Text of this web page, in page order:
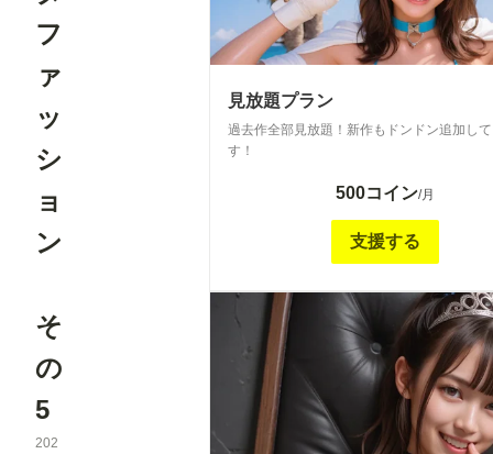
フ
ァ
ッ
シ
ョ
ン
そ
の
5
202
見放題プラン
過去作全部見放題！新作もドンドン追加し
す！
500コイン/月
支援する